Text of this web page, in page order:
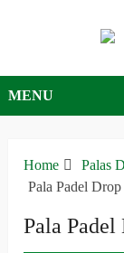
MENU
Home
Palas
Pala Padel
Pala